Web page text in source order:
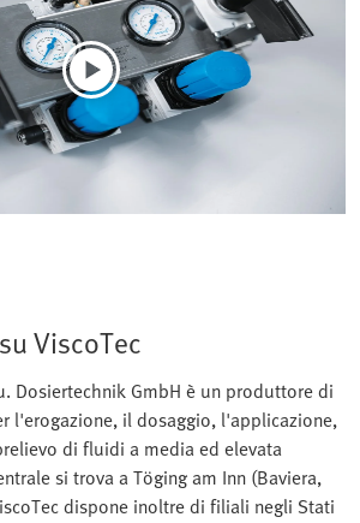
ViscoTec
Dosiertechnik GmbH è un produttore di
l'erogazione, il dosaggio, l'applicazione,
di fluidi a media ed elevata
si trova a Töging am Inn (Baviera,
dispone inoltre di filiali negli Stati